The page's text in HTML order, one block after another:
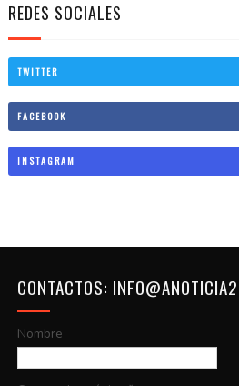
REDES SOCIALES
TWITTER
FACEBOOK
INSTAGRAM
CONTACTOS:
Nombre